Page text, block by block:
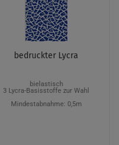
bedruckter Lycra
bielastisch
3 Lycra-Basisstoffe zur Wahl
Mindestabnahme: 0,5m